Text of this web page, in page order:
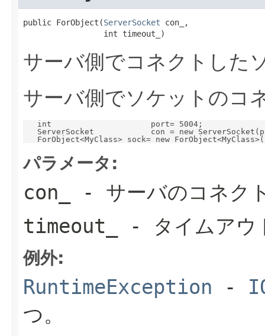
public ForObject(ServerSocket con_,
                 int timeout_)
サーバ側でコネクトした
サーバ側でソケットのコ
   int                     port= 5004;
ServerSocket            con = new
パラメータ:
con_
- サーバのコネク
timeout_
- タイムアウ
例外:
RuntimeException -
つ。